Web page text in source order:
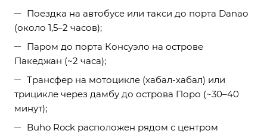
Поездка на автобусе или такси до порта Danao
(около 1,5–2 часов);
Паром до порта Консуэло на острове
Пакеджан (~2 часа);
Трансфер на мотоцикле (хабал-хабал) или
трицикле через дамбу до острова Поро (~30–40
минут);
Buho Rock расположен рядом с центром